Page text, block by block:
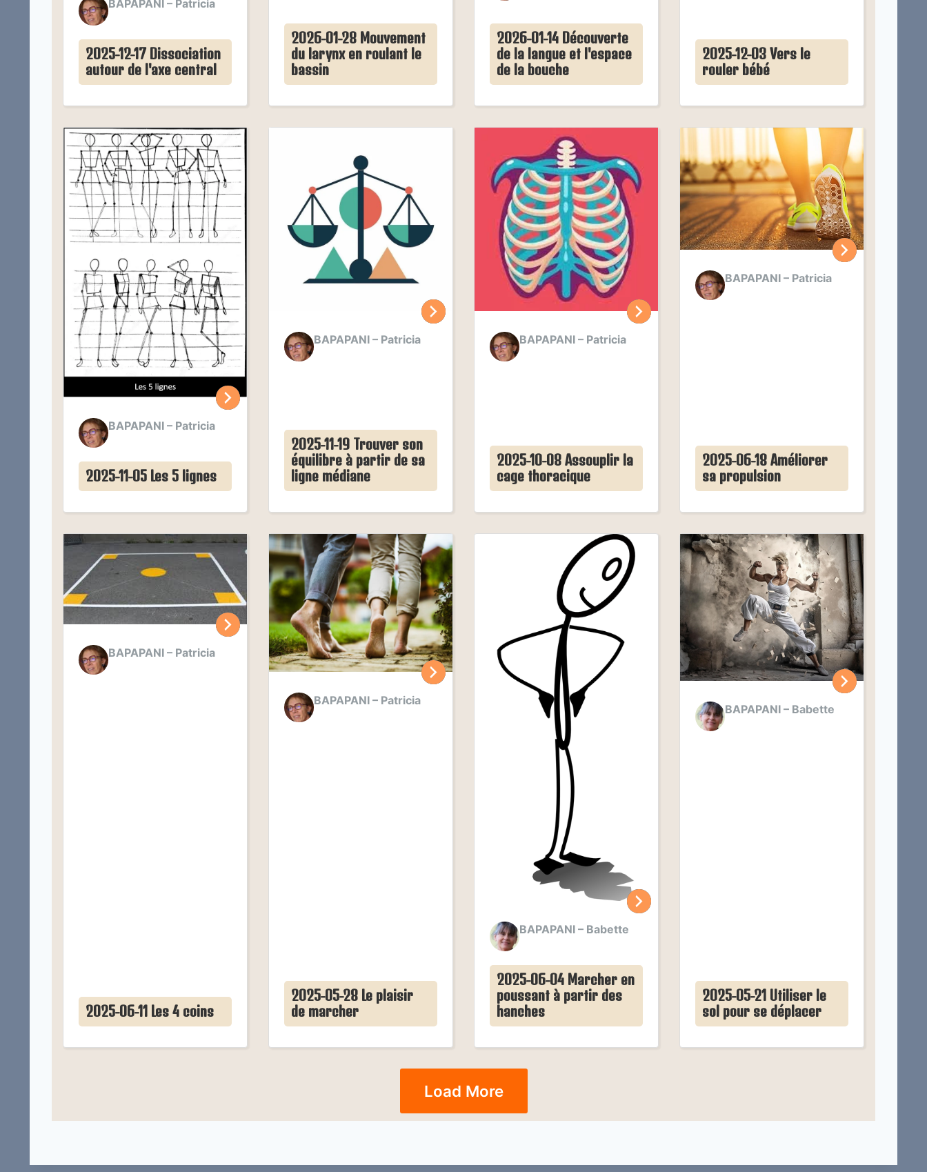
BAPAPANI – Patricia
2025-12-17 Dissociation
autour de l'axe central
2026-01-28 Mouvement
du larynx en roulant le
bassin
2026-01-14 Découverte
de la langue et l'espace
de la bouche
2025-12-03 Vers le
rouler bébé
BAPAPANI – Patricia
2025-11-05 Les 5 lignes
BAPAPANI – Patricia
2025-11-19 Trouver son
équilibre à partir de sa
ligne médiane
BAPAPANI – Patricia
2025-10-08 Assouplir la
cage thoracique
BAPAPANI – Patricia
2025-06-18 Améliorer
sa propulsion
BAPAPANI – Patricia
2025-06-11 Les 4 coins
BAPAPANI – Patricia
2025-05-28 Le plaisir
de marcher
BAPAPANI – Babette
2025-06-04 Marcher en
poussant à partir des
hanches
BAPAPANI – Babette
2025-05-21 Utiliser le
sol pour se déplacer
Load More